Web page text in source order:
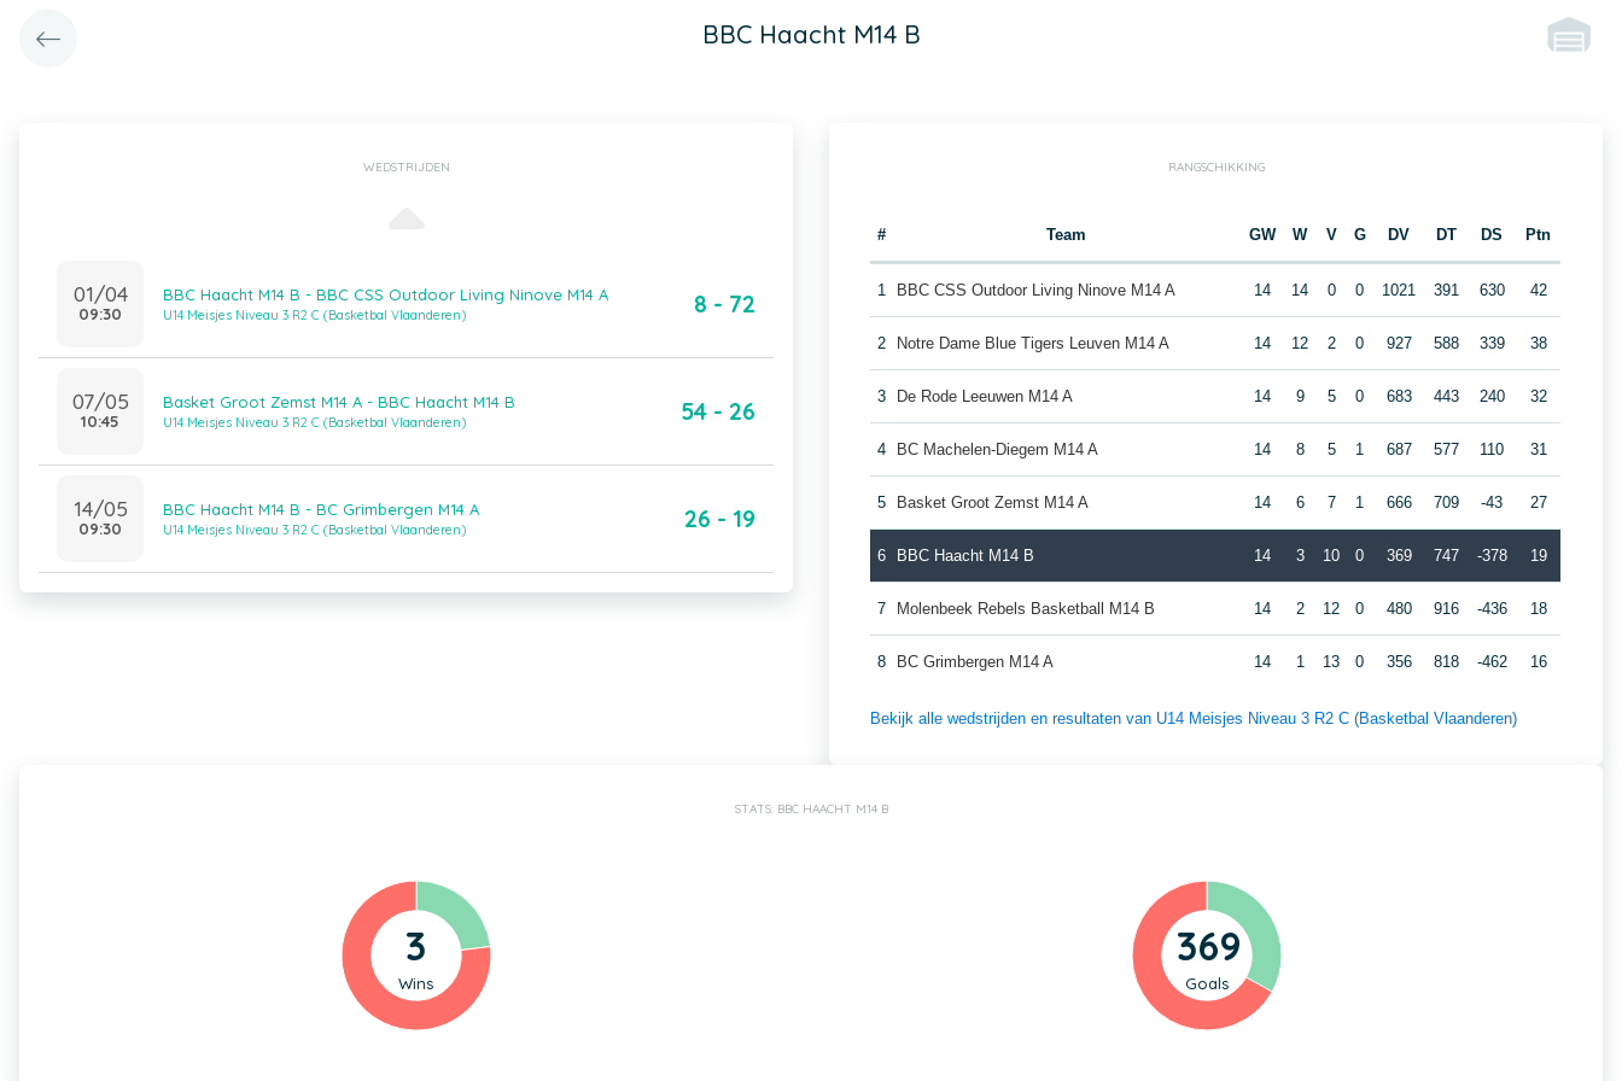
BBC Haacht M14 B
WEDSTRIJDEN
01/04
09:30
BBC Haacht M14 B - BBC CSS Outdoor Living Ninove M14 A
U14 Meisjes Niveau 3 R2 C (Basketbal Vlaanderen) 8 - 72
07/05
10:45
Basket Groot Zemst M14 A - BBC Haacht M14 B
U14 Meisjes Niveau 3 R2 C (Basketbal Vlaanderen) 54 - 26
14/05
09:30
BBC Haacht M14 B - BC Grimbergen M14 A
U14 Meisjes Niveau 3 R2 C (Basketbal Vlaanderen) 26 - 19
RANGSCHIKKING
# Team GW W V G DV DT DS Ptn
1 BBC CSS Outdoor Living Ninove M14 A 14 14 0 0 1021 391 630 42
2 Notre Dame Blue Tigers Leuven M14 A 14 12 2 0 927 588 339 38
3 De Rode Leeuwen M14 A 14 9 5 0 683 443 240 32
4 BC Machelen-Diegem M14 A 14 8 5 1 687 577 110 31
5 Basket Groot Zemst M14 A 14 6 7 1 666 709 -43 27
6 BBC Haacht M14 B 14 3 10 0 369 747 -378 19
7 Molenbeek Rebels Basketball M14 B 14 2 12 0 480 916 -436 18
8 BC Grimbergen M14 A 14 1 13 0 356 818 -462 16
Bekijk alle wedstrijden en resultaten van U14 Meisjes Niveau 3 R2 C (Basketbal Vlaanderen)
STATS: BBC HAACHT M14 B
3
Wins
369
Goals